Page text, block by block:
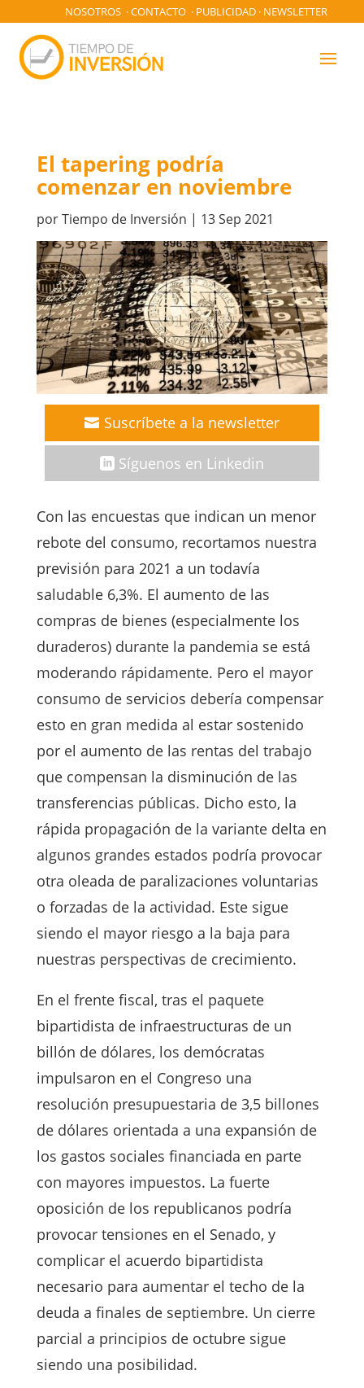
NOSOTROS ·CONTACTO · PUBLICIDAD · NEWSLETTER
El tapering podría
comenzar en noviembre
porTiempo de Inversión | 13 Sep 2021
Suscríbete a la newsletter
Síguenos en Linkedin
Con las encuestas que indican un menor
rebote del consumo, recortamos nuestra
previsión para 2021 a un todavía
saludable 6,3%. El aumento de las
compras de bienes (especialmente los
duraderos) durante la pandemia se está
moderando rápidamente. Pero el mayor
consumo de servicios debería compensar
esto en gran medida al estar sostenido
por el aumento de las rentas del trabajo
que compensan la disminución de las
transferencias públicas. Dicho esto, la
rápida propagación de la variante delta en
algunos grandes estados podría provocar
otra oleada de paralizaciones voluntarias
o forzadas de la actividad. Este sigue
siendo el mayor riesgo a la baja para
nuestras perspectivas de crecimiento.
En el frente fiscal, tras el paquete
bipartidista de infraestructuras de un
billón de dólares, los demócratas
impulsaron en el Congreso una
resolución presupuestaria de 3,5 billones
de dólares orientada a una expansión de
los gastos sociales financiada en parte
con mayores impuestos. La fuerte
oposición de los republicanos podría
provocar tensiones en el Senado, y
complicar el acuerdo bipartidista
necesario para aumentar el techo de la
deuda a finales de septiembre. Un cierre
parcial a principios de octubre sigue
siendo una posibilidad.